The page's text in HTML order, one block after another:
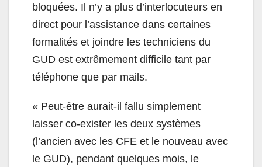
bloquées. Il n’y a plus d’interlocuteurs en
direct pour l’assistance dans certaines
formalités et joindre les techniciens du
GUD est extrêmement difficile tant par
téléphone que par mails.
« Peut-être aurait-il fallu simplement
laisser co-exister les deux systèmes
(l’ancien avec les CFE et le nouveau avec
le GUD), pendant quelques mois, le